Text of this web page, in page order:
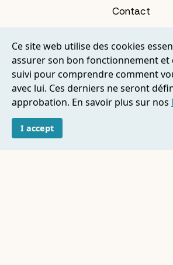
Démarches
Liquidation des droits à
Accompagner un aidant
Accompagnement au
Contact
Ce site web utilise des cookies
assurer son bon fonctionnement et
suivi pour comprendre comment
avec lui. Ces derniers ne seront
approbation. En savoir plus sur nos
I accept